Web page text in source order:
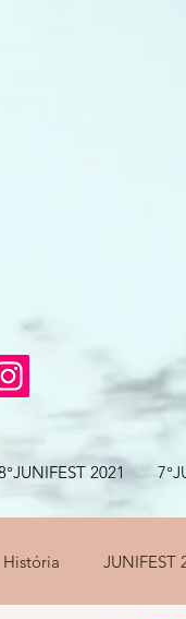
2021
História JUNIFEST